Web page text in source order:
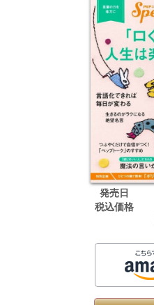
発売日
税込価格